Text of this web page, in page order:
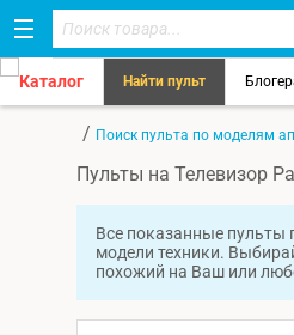
Каталог Найти пульт
/ Поиск пульта по моделям
Пульты на Телевизор
Все показанные пульты
модели техники.
похожий на Ваш или